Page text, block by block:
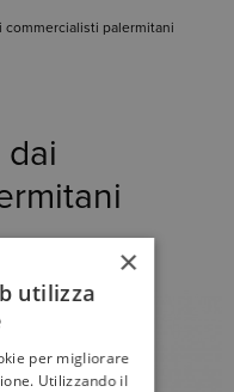
commercialisti palermitani
×
utilizza
per migliorare
Utilizzando il